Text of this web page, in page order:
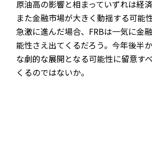
原油高の影響と相まっていずれは経
また金融市場が大きく動揺する可能
急激に進んだ場合、FRBは一気に金
能性さえ出てくるだろう。今年後半
な劇的な展開となる可能性に留意す
くるのではないか。